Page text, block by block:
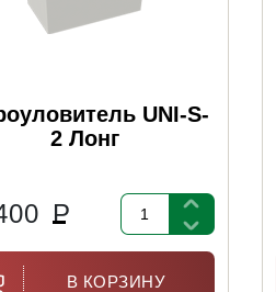
UNI-S-
2 Лонг
Р
В КОРЗИНУ